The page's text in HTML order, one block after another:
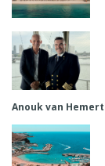
Anouk van Hemert